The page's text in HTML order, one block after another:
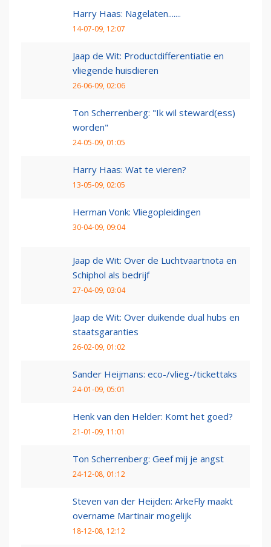
Harry Haas: Nagelaten.......
14-07-09, 12:07
Jaap de Wit: Productdifferentiatie en
vliegende huisdieren
26-06-09, 02:06
Ton Scherrenberg: "Ik wil steward(ess)
worden"
24-05-09, 01:05
Harry Haas: Wat te vieren?
13-05-09, 02:05
Herman Vonk: Vliegopleidingen
30-04-09, 09:04
Jaap de Wit: Over de Luchtvaartnota en
Schiphol als bedrijf
27-04-09, 03:04
Jaap de Wit: Over duikende dual hubs en
staatsgaranties
26-02-09, 01:02
Sander Heijmans: eco-/vlieg-/tickettaks
24-01-09, 05:01
Henk van den Helder: Komt het goed?
21-01-09, 11:01
Ton Scherrenberg: Geef mij je angst
24-12-08, 01:12
Steven van der Heijden: ArkeFly maakt
overname Martinair mogelijk
18-12-08, 12:12